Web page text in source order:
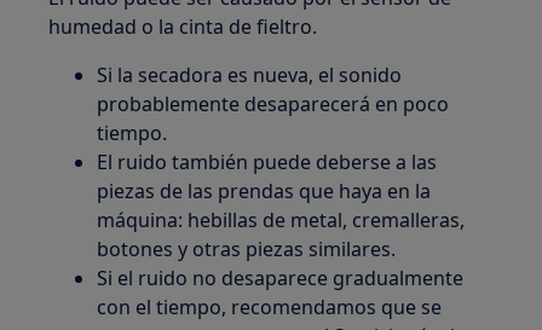
humedad o la cinta de fieltro.
Si la secadora es nueva, el sonido
probablemente desaparecerá en poco
tiempo.
El ruido también puede deberse a las
piezas de las prendas que haya en la
máquina: hebillas de metal, cremalleras,
botones y otras piezas similares.
Si el ruido no desaparece gradualmente
con el tiempo, recomendamos que se